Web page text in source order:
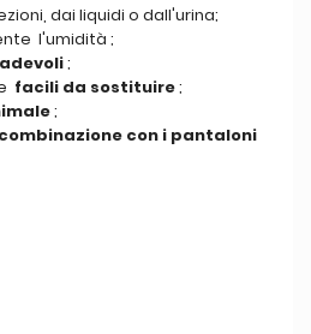
dai liquidi o dall'urina;
l'umidità ;
;
facili da sostituire;
;
con i pantaloni